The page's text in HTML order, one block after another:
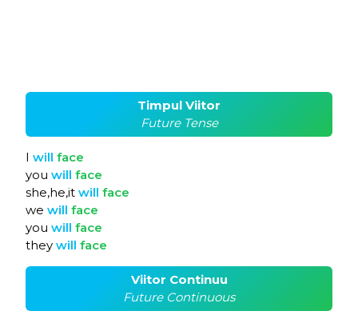
Timpul Viitor
Future Tense
I will face
you will face
she,he,it will face
we will face
you will face
they will face
Viitor Continuu
Future Continuous